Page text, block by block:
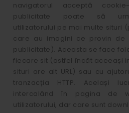
navigatorul acceptă
publicitate poate să
utilizatorului pe mai multe situri
care au imagini ce provin
publicitate). Aceasta se face
fiecare sit (astfel încât aceeași
situri are alt URL) sau cu
tranzacția HTTP. Același
intercalând în pagina de
utilizatorului, dar care sunt